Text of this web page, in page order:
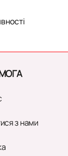
з нами